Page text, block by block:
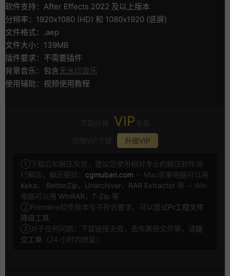
软件支持：After Effects 2022 及以上版本
分辨率：1920x1080 (HD) 和 1080x1920 (竖屏)
文件格式：.aep
文件大小：139MB
插件要求：不需要插件
背景音乐：包含无水印音乐
使用辅助：视频使用教程
VIP
升级VIP
①下载后如解压失败，建议您使用相对专业的解压软件进
行解压，解压密码： cgmuban.com -- Mac苹果电脑可以用
Keka ， BetterZip ， Unarchiver， RAR Extractor 等 -- Win
电脑可以用 WinRAR ， 7-Zip 等
②Premiere软件版本号不符合要求，可以尝试Pr工程文件
降级工具
③对于任何问题：下载链接无效，丢失某些文件等，请提
交工单 （24 小时内修复）